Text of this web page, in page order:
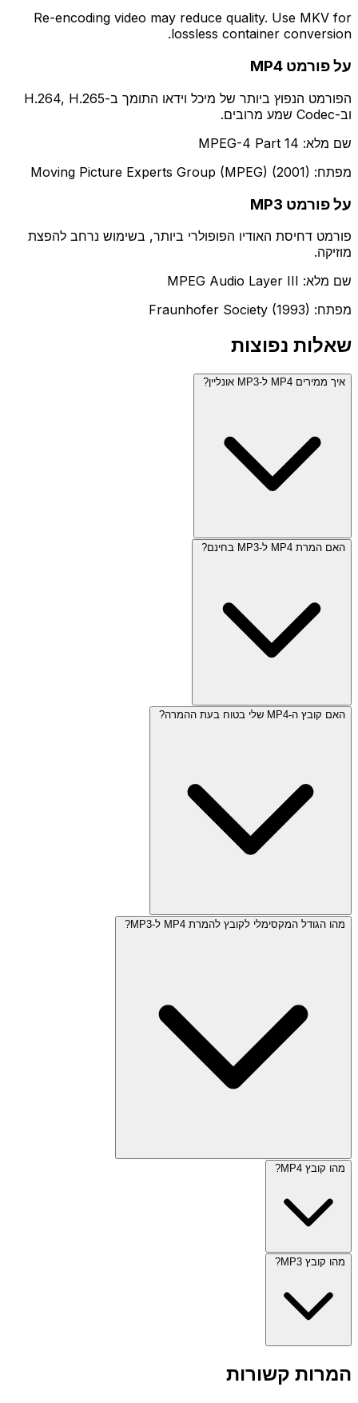
Re-encoding video may reduce quality. Use MKV for
lossless container conversion.
על פורמט MP4
הפורמט הנפוץ ביותר של מיכל וידאו התומך ב-H.264, H.265
וב-Codec שמע מרובים.
שם מלא: MPEG-4 Part 14
מפתח: Moving Picture Experts Group (MPEG) (2001)
על פורמט MP3
פורמט דחיסת האודיו הפופולרי ביותר, בשימוש נרחב להפצת
מוזיקה.
שם מלא: MPEG Audio Layer III
מפתח: Fraunhofer Society (1993)
שאלות נפוצות
איך ממירים MP4 ל-MP3 אונליין?
האם המרת MP4 ל-MP3 בחינם?
האם קובץ ה-MP4 שלי בטוח בעת ההמרה?
מהו הגודל המקסימלי לקובץ להמרת MP4 ל-MP3?
מהו קובץ MP4?
מהו קובץ MP3?
המרות קשורות